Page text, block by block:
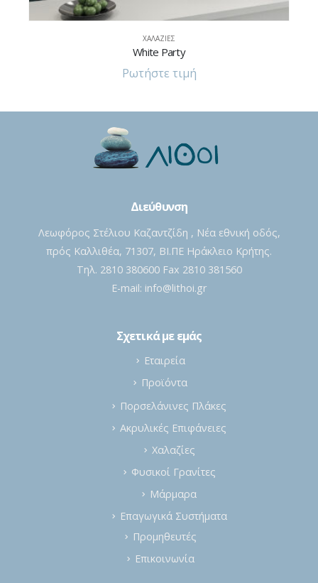
ΧΑΛΑΖΊΕΣ
White Party
Ρωτήστε τιμή
Διεύθυνση
Λεωφόρος Στέλιου Καζαντζίδη , Νέα εθνική οδός,
πρός Καλλιθέα, 71307, ΒΙ.ΠΕ Ηράκλειο Κρήτης.
Τηλ. 2810 380600 Fax 2810 381560
E-mail: info@lithoi.gr
Σχετικά με εμάς
Εταιρεία
Προϊόντα
Πορσελάνινες Πλάκες
Ακρυλικές Επιφάνειες
Χαλαζίες
Φυσικοί Γρανίτες
Μάρμαρα
Επαγωγικά Συστήματα
Προμηθευτές
Επικοινωνία